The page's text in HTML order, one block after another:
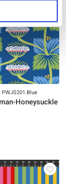
Honeysuckle